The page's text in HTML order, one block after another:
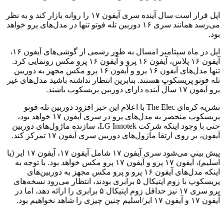
اپل قرار است سال آینده سری آیفون ۱۷ را روانه بازار کند و به نظر
می‌رسد همانند سری ۱۶ دوربین تله فوتو تنها در مدل‌های پرو خواهد
بود.
اپل در ماه سپتامبر امسال به طور رسمی از گوشی‌های آیفون ۱۶،
آیفون ۱۶ پلاس، آیفون ۱۶ پرو و ​​آیفون ۱۶ پرو مکس رونمایی کرد.
تنها مدل‌های آیفون ۱۶ پرو و ​​آیفون ۱۶ پرو مکس مجهز به دوربین
تله فوتو پریسکوپ هستند. بنابرین انتظار نداشته باشید مدل‌های غیر
پرو آیفون ۱۷ سال آینده دارای دوربین پریسکوپ باشند.
نشریه کره‌ای The Elec با اعلام این خبر افزود دوربین تله فوتو
پریسکوپ منحصر به مدل‌های پرو در سری آیفون ۱۷ خواهد بود،
حتی با وجود اینکه شرکت LG Innotek، سازنده ماژول‌های دوربین
آیفون، بر روی ارتقا ماژول‌های دوربین سری آیفون ۱۷ تمرکز کند.
پیش بینی می‌شود سری آیفون ۱۷ شامل آیفون ۱۷، آیفون ۱۷ ایر (یا
اسلیم)، آیفون ۱۷ پرو و ​​آیفون ۱۷ پرو مکس خواهد بود. با توجه به
اینکه مدل‌های آیفون ۱۶ پرو و ​​پرو مکس مجهز به دوربین‌های
پریسکوپ با زوم اپتیکال ۵ برابری بودند، انتظار می‌رود نسخه‌های
پرو سری ۱۷ نیز حداقل زوم اپتیکال ۵ برابری را ارائه دهد، اما در
آیفون ۱۷ و آیفون ۱۷ ایر/اسلیم چنین چیزی را شاهد نخواهیم بود.